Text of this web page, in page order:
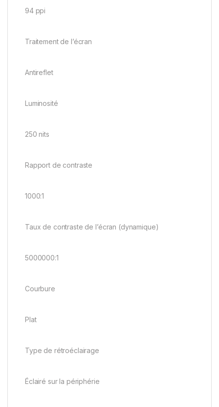
94 ppi
Traitement de l’écran
Antireflet
Luminosité
250 nits
Rapport de contraste
1000:1
Taux de contraste de l’écran (dynamique)
5000000:1
Courbure
Plat
Type de rétroéclairage
Éclairé sur la périphérie